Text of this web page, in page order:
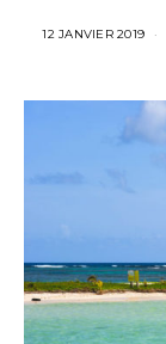
12 JANVIER 2019